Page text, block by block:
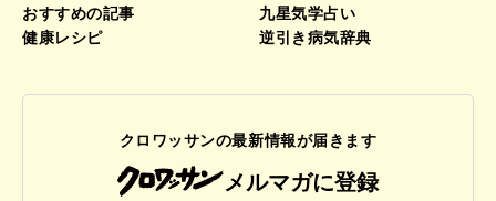
おすすめの記事
九星気学占い
健康レシピ
逆引き病気辞典
クロワッサンの最新情報が届きます
メルマガに登録